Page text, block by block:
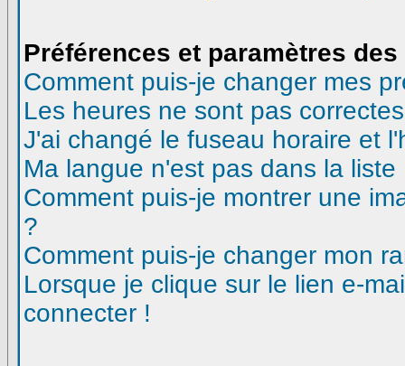
Préférences et paramètres
Comment puis-je changer mes
Les heures ne sont pas
J'ai changé le fuseau horaire et
Ma langue n'est pas dans la liste
Comment puis-je montrer une
?
Comment puis-je changer mon
Lorsque je clique sur le lien e-
connecter !